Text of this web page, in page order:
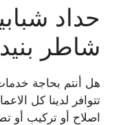
حداد
شاطر
هل أنتم بحاجة
تتوافر لدينا كل
اصلاح أو تركيب أو